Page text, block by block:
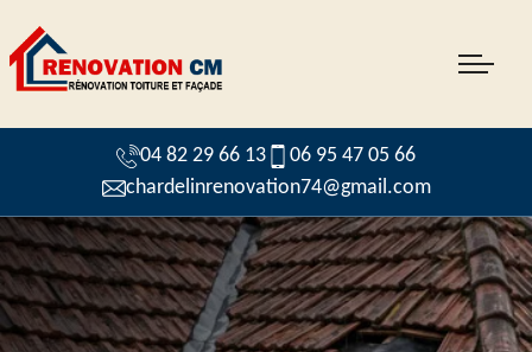
04 82 29 66 13
06 95 47 05 66
chardelinrenovation74@gmail.com